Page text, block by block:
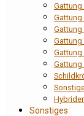
Gattung
Gattung
Gattung
Gattung
Sonstiges